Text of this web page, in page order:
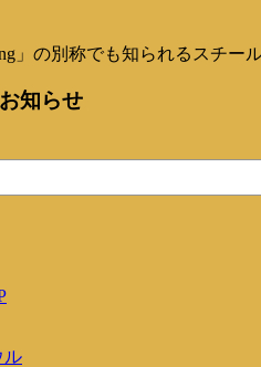
」の別称でも知られるスチ
知らせ
ル